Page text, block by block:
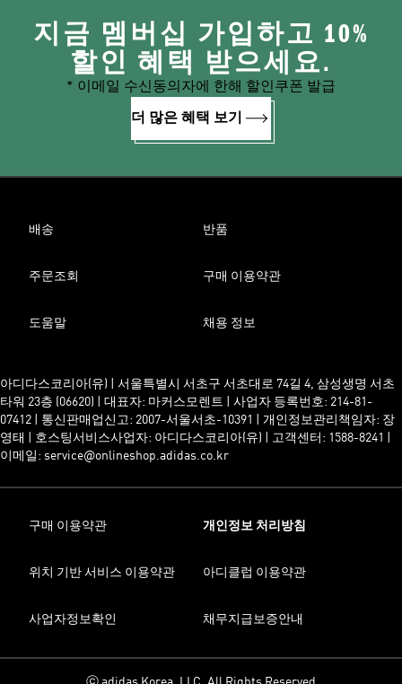
지금 멤버십 가입하고 10%
할인 혜택 받으세요.
* 이메일 수신동의자에 한해 할인쿠폰 발급
더 많은 혜택 보기
배송 반품
주문조회 구매 이용약관
도움말 채용 정보
아디다스코리아(유) | 서울특별시 서초구 서초대로 74길 4, 삼성생명 서초
타워 23층 (06620) | 대표자: 마커스모렌트 | 사업자 등록번호: 214-81-
07412 | 통신판매업신고: 2007-서울서초-10391 | 개인정보관리책임자: 장
영태 | 호스팅서비스사업자: 아디다스코리아(유) | 고객센터: 1588-8241 |
이메일: service@onlineshop.adidas.co.kr
구매 이용약관 개인정보 처리방침
위치 기반 서비스 이용약관 아디클럽 이용약관
사업자정보확인 채무지급보증안내